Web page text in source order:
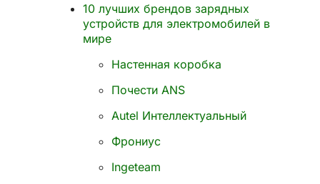
10 лучших брендов зарядных
устройств для электромобилей в
мире
Настенная коробка
Почести ANS
Autel Интеллектуальный
Фрониус
Ingeteam